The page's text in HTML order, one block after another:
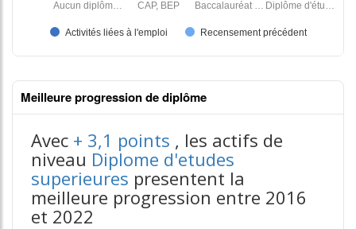
Meilleure progression de diplôme
contenus données json n°2
Avec + 3,1 points , les actifs de
niveau Diplome d'etudes
superieures presentent la
meilleure progression entre 2016
et 2022